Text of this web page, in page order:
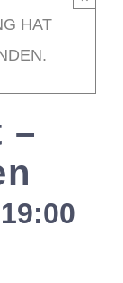
Mitglieder /
HAT
–